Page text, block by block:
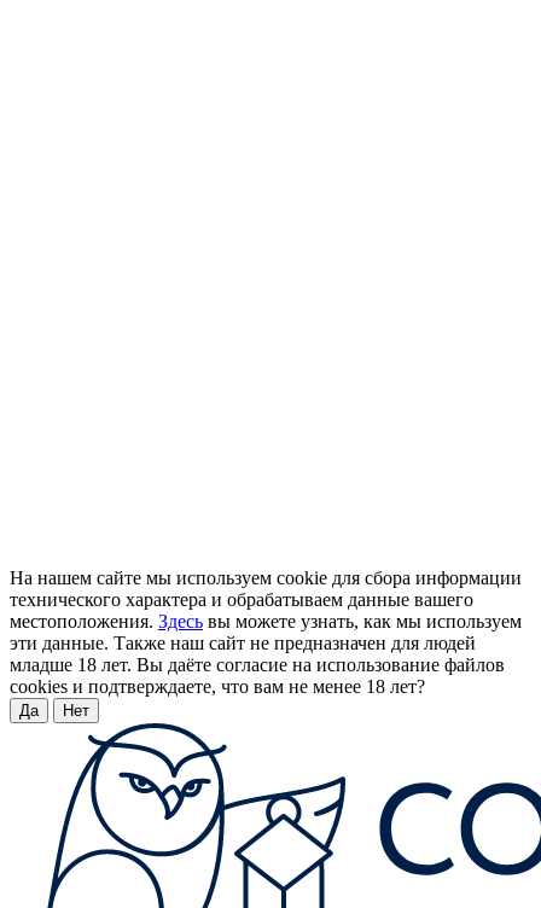
На нашем сайте мы используем cookie для сбора информации
технического характера и обрабатываем данные вашего
местоположения. Здесь вы можете узнать, как мы используем
эти данные. Также наш сайт не предназначен для людей
младше 18 лет. Вы даёте согласие на использование файлов
cookies и подтверждаете, что вам не менее 18 лет?
Да Нет